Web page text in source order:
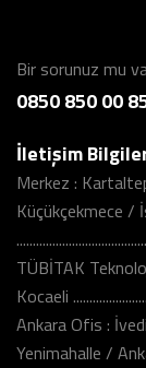
Bir sorunuz mu
0850 850 00
İletişim
Merkez :
Küçükçekmece /
TÜBİTAK
Kocaeli
Ankara Ofis :
Yenimahalle /